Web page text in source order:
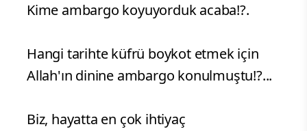
Kime ambargo koyuyorduk acaba!?.
Hangi tarihte küfrü boykot etmek için
Allah'ın dinine ambargo konulmuştu!?...
Biz, hayatta en çok ihtiyaç